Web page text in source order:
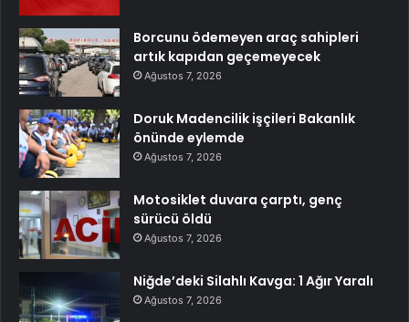
Borcunu ödemeyen araç sahipleri
artık kapıdan geçemeyecek
Ağustos 7, 2026
Doruk Madencilik işçileri Bakanlık
önünde eylemde
Ağustos 7, 2026
Motosiklet duvara çarptı, genç
sürücü öldü
Ağustos 7, 2026
Niğde’deki Silahlı Kavga: 1 Ağır Yaralı
Ağustos 7, 2026